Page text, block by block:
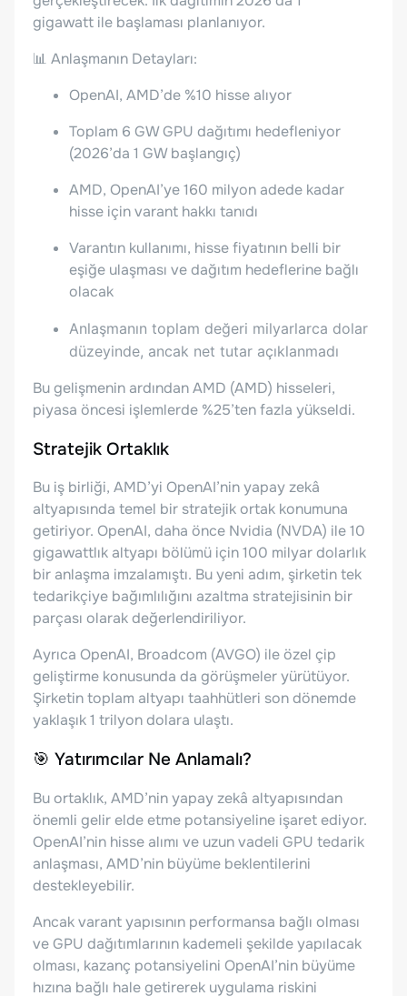
gigawatt ile başlaması planlanıyor.
📊 Anlaşmanın Detayları:
OpenAI, AMD’de %10 hisse alıyor
Toplam 6 GW GPU dağıtımı hedefleniyor
(2026’da 1 GW başlangıç)
AMD, OpenAI’ye 160 milyon adede kadar
hisse için varant hakkı tanıdı
Varantın kullanımı, hisse fiyatının belli bir
eşiğe ulaşması ve dağıtım hedeflerine bağlı
olacak
Anlaşmanın toplam değeri milyarlarca dolar
düzeyinde, ancak net tutar açıklanmadı
Bu gelişmenin ardından AMD (AMD) hisseleri,
piyasa öncesi işlemlerde %25’ten fazla yükseldi.
Stratejik Ortaklık
Bu iş birliği, AMD’yi OpenAI’nin yapay zekâ
altyapısında temel bir stratejik ortak konumuna
getiriyor. OpenAI, daha önce Nvidia (NVDA) ile 10
gigawattlık altyapı bölümü için 100 milyar dolarlık
bir anlaşma imzalamıştı. Bu yeni adım, şirketin tek
tedarikçiye bağımlılığını azaltma stratejisinin bir
parçası olarak değerlendiriliyor.
Ayrıca OpenAI, Broadcom (AVGO) ile özel çip
geliştirme konusunda da görüşmeler yürütüyor.
Şirketin toplam altyapı taahhütleri son dönemde
yaklaşık 1 trilyon dolara ulaştı.
🎯 Yatırımcılar Ne Anlamalı?
Bu ortaklık, AMD’nin yapay zekâ altyapısından
önemli gelir elde etme potansiyeline işaret ediyor.
OpenAI’nin hisse alımı ve uzun vadeli GPU tedarik
anlaşması, AMD’nin büyüme beklentilerini
destekleyebilir.
Ancak varant yapısının performansa bağlı olması
ve GPU dağıtımlarının kademeli şekilde yapılacak
olması, kazanç potansiyelini OpenAI’nin büyüme
hızına bağlı hale getirerek uygulama riskini